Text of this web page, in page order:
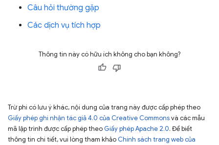
Câu hỏi thường gặp
Các dịch vụ tích hợp
Thông tin này có hữu ích không cho bạn không?
Trừ phi có lưu ý khác, nội dung của trang này được cấp phép theo
Giấy phép ghi nhận tác giả 4.0 của Creative Commonsvà các mẫu
mã lập trình được cấp phép theo Giấy phép Apache 2.0. Để biết
thông tin chi tiết, vui lòng tham khảo Chính sách trang web của